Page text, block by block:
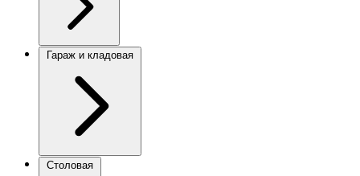
Гараж и кладовая
Столовая